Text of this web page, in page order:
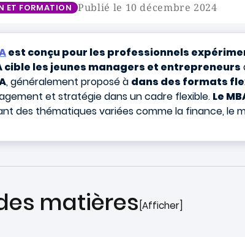
ET FORMATION Publié le 10 décembre 2024
est conçu pour les professionnels
cible les jeunes managers et entrepreneurs
, généralement proposé à dans des formats
et stratégie dans un cadre flexible. Le
des thématiques variées comme la finance, le
matières [Afficher]